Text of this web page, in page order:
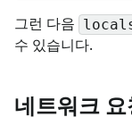
그런 다음
수 있습니다.
네트워크